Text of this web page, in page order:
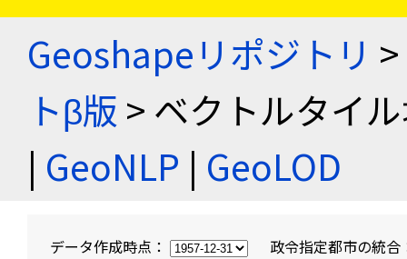
Geoshapeリポジトリ >
トβ版 > ベクトルタイ
| GeoNLP | GeoLOD
データ作成時点： 政令指定都市の統